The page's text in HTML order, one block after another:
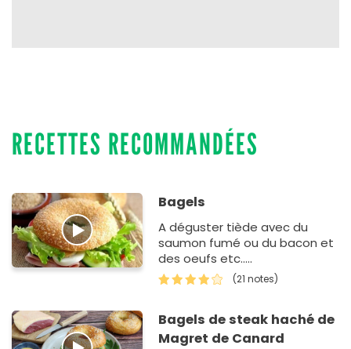
RECETTES RECOMMANDÉES
Bagels
A déguster tiède avec du
saumon fumé ou du bacon et
des oeufs etc.....
(21 notes)
Bagels de steak haché de
Magret de Canard